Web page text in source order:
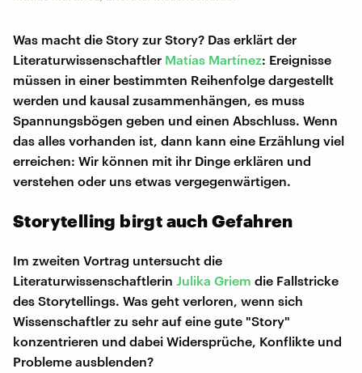
Was macht die Story zur Story? Das erklärt der
Literaturwissenschaftler Matías Martínez: Ereignisse
müssen in einer bestimmten Reihenfolge dargestellt
werden und kausal zusammenhängen, es muss
Spannungsbögen geben und einen Abschluss. Wenn
das alles vorhanden ist, dann kann eine Erzählung viel
erreichen: Wir können mit ihr Dinge erklären und
verstehen oder uns etwas vergegenwärtigen.
Storytelling birgt auch Gefahren
Im zweiten Vortrag untersucht die
Literaturwissenschaftlerin Julika Griem die Fallstricke
des Storytellings. Was geht verloren, wenn sich
Wissenschaftler zu sehr auf eine gute "Story"
konzentrieren und dabei Widersprüche, Konflikte und
Probleme ausblenden?